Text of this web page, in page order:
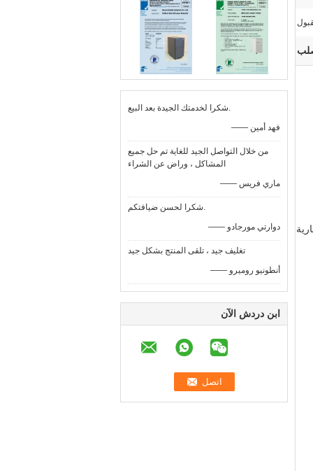
شكرا لخدمتك الجيدة بعد البيع.
—— فهد أمين
من خلال التواصل الجيد للغاية تم حل جميع
المشاكل ، وراض عن الشراء
—— ماري فريس
شكرا لحسن ضيافتكم.
—— دوارتي مورجادو
تغليف جيد ، تلقى المنتج بشكل جيد
—— أنطونيو روميرو
ابن دردش الآن